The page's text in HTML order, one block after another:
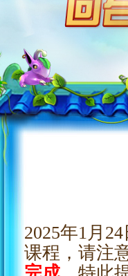
2025年1月
课程，请注